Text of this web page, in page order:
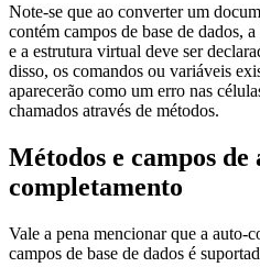
Note-se que ao converter um
contém campos de base de dados,
e a estrutura virtual deve ser
disso, os comandos ou variáveis
aparecerão como um erro nas
chamados através de métodos.
Métodos e campos de
completamento
Vale a pena mencionar que a auto-
campos de base de dados é